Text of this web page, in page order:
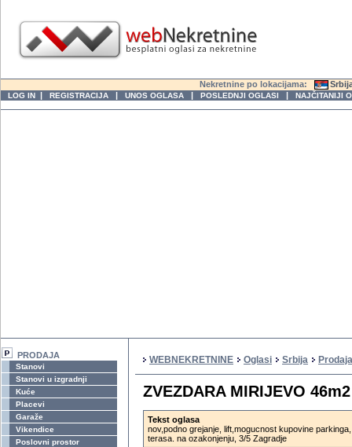
Nekretnine po lokacijama:
LOG IN | REGISTRACIJA | UNOS OGLASA | POSLEDNJI OGLASI | NAJČITANIJI
PRODAJA
Stanovi
Stanovi u izgradnji
Kuće
Placevi
Garaže
Vikendice
Poslovni prostor
WEBNEKRETNINE Oglasi Srbija
ZVEZDARA MIRIJEVO
Tekst oglasa
nov,podno grejanje, lift,mogucnost kupovine
terasa. na ozakonjenju, 3/5 Zagradje